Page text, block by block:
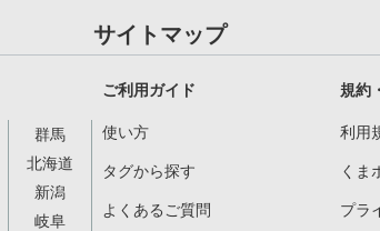
群馬
北海道
新潟
岐阜
サイトマップ
ご利用ガイド
使い方
タグから探す
よくあるご質問
規約
利用
くま
プラ